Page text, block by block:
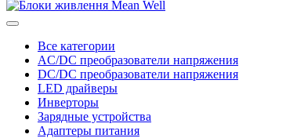
Все категории
AC/DC преобразователи напряжения
DC/DC преобразователи напряжения
LED драйверы
Инверторы
Зарядные устройства
Адаптеры питания